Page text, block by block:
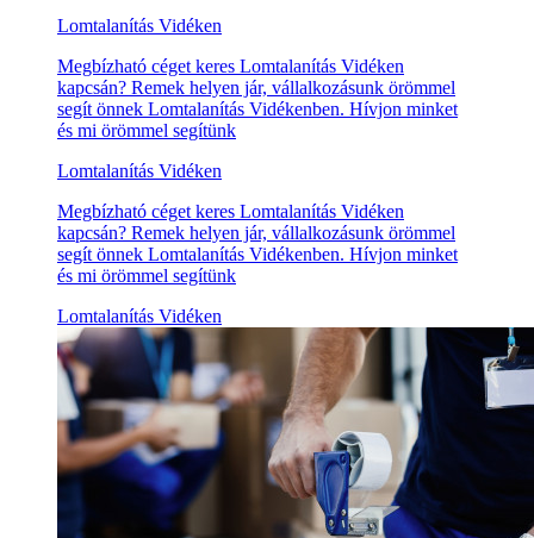
Lomtalanítás Vidéken
Megbízható céget keres Lomtalanítás Vidéken
kapcsán? Remek helyen jár, vállalkozásunk örömmel
segít önnek Lomtalanítás Vidékenben. Hívjon minket
és mi örömmel segítünk
Lomtalanítás Vidéken
Megbízható céget keres Lomtalanítás Vidéken
kapcsán? Remek helyen jár, vállalkozásunk örömmel
segít önnek Lomtalanítás Vidékenben. Hívjon minket
és mi örömmel segítünk
Lomtalanítás Vidéken